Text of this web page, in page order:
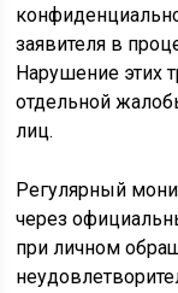
заявителя в
Нарушение этих
отдельной
лиц.
Регулярный
через
при личном